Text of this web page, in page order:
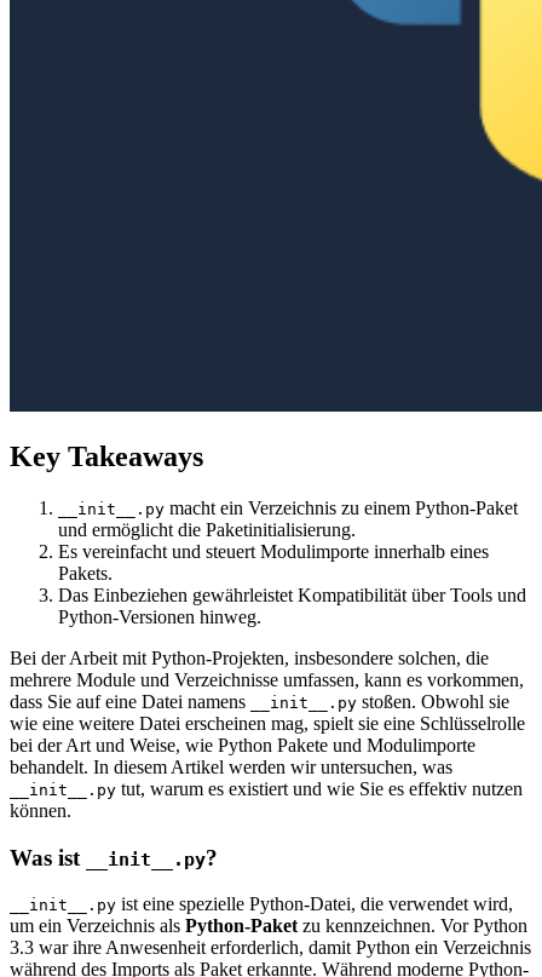
Key Takeaways
__init__.py macht ein Verzeichnis zu einem Python-Paket
und ermöglicht die Paketinitialisierung.
Es vereinfacht und steuert Modulimporte innerhalb eines
Pakets.
Das Einbeziehen gewährleistet Kompatibilität über Tools und
Python-Versionen hinweg.
Bei der Arbeit mit Python-Projekten, insbesondere solchen, die
mehrere Module und Verzeichnisse umfassen, kann es vorkommen,
dass Sie auf eine Datei namens
__init__.py stoßen. Obwohl sie
wie eine weitere Datei erscheinen mag, spielt sie eine Schlüsselrolle
bei der Art und Weise, wie Python Pakete und Modulimporte
behandelt. In diesem Artikel werden wir untersuchen, was
__init__.py tut, warum es existiert und wie Sie es effektiv nutzen
können.
Was ist __init__.py?
__init__.py ist eine spezielle Python-Datei, die verwendet wird,
um ein Verzeichnis als Python-Paketzu kennzeichnen. Vor Python
3.3 war ihre Anwesenheit erforderlich, damit Python ein Verzeichnis
während des Imports als Paket erkannte. Während moderne Python-